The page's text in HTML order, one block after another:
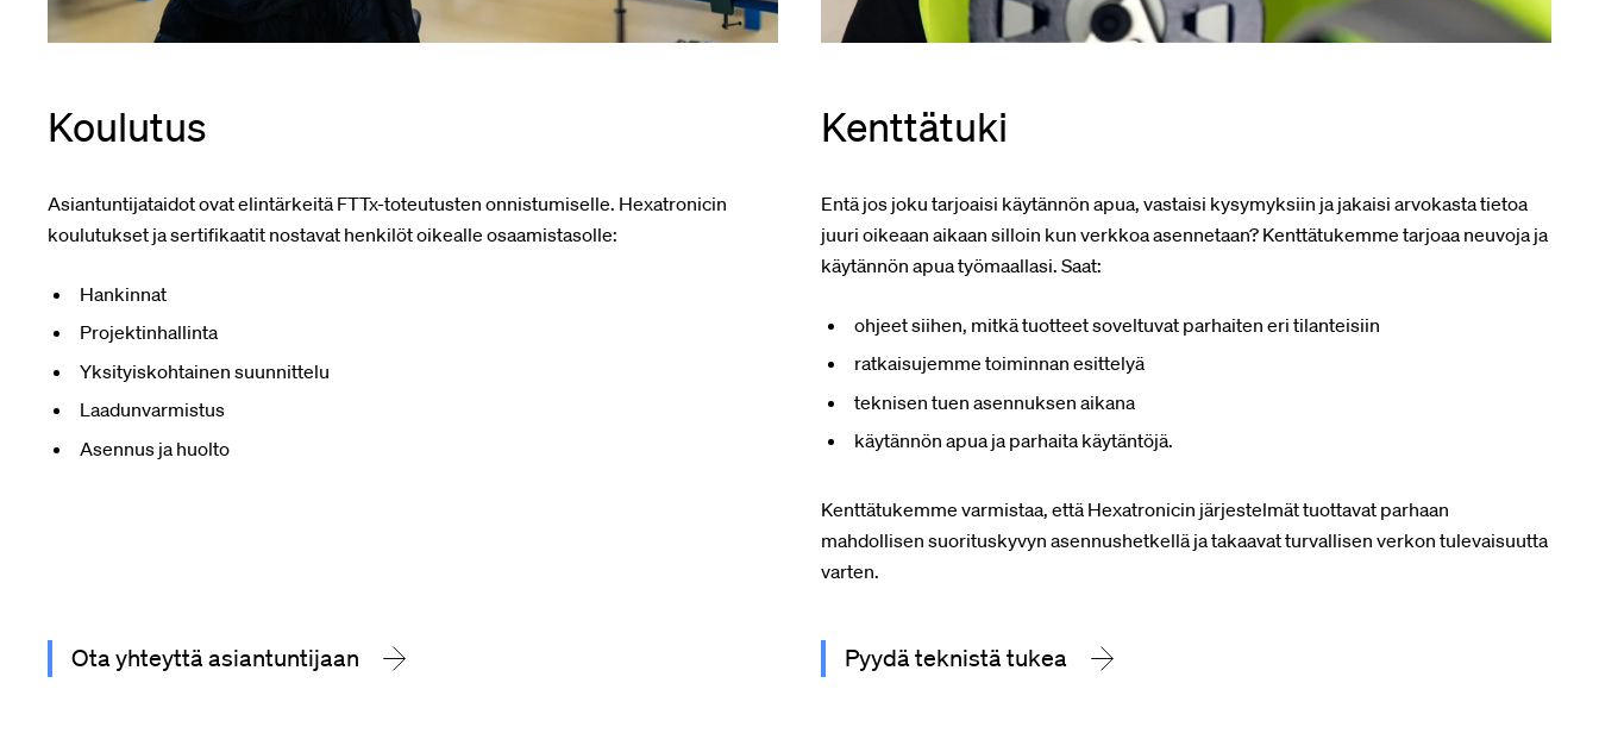
Koulutus
Asiantuntijataidot ovat elintärkeitä FTTx-toteutusten onnistumiselle. Hexatronicin
koulutukset ja sertifikaatit nostavat henkilöt oikealle osaamistasolle:
Hankinnat
Projektinhallinta
Yksityiskohtainen suunnittelu
Laadunvarmistus
Asennus ja huolto
Ota yhteyttä asiantuntijaan
Kenttätuki
Entä jos joku tarjoaisi käytännön apua, vastaisi kysymyksiin ja jakaisi arvokasta tietoa
juuri oikeaan aikaan silloin kun verkkoa asennetaan? Kenttätukemme tarjoaa neuvoja ja
käytännön apua työmaallasi. Saat:
ohjeet siihen, mitkä tuotteet soveltuvat parhaiten eri tilanteisiin
ratkaisujemme toiminnan esittelyä
teknisen tuen asennuksen aikana
käytännön apua ja parhaita käytäntöjä.
Kenttätukemme varmistaa, että Hexatronicin järjestelmät tuottavat parhaan
mahdollisen suorituskyvyn asennushetkellä ja takaavat turvallisen verkon tulevaisuutta
varten.
Pyydä teknistä tukea